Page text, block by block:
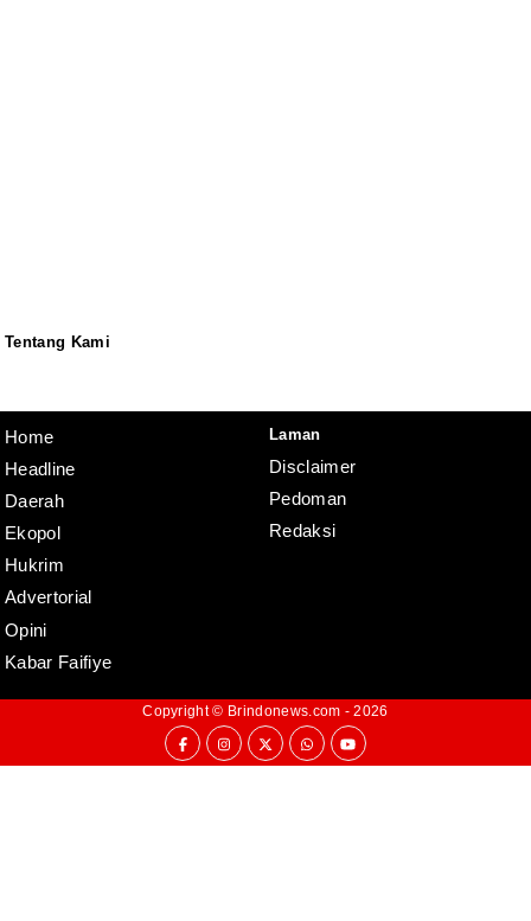
Tentang Kami
Home
Headline
Daerah
Ekopol
Hukrim
Advertorial
Opini
Kabar Faifiye
Laman
Disclaimer
Pedoman
Redaksi
Copyright © Brindonews.com - 2026